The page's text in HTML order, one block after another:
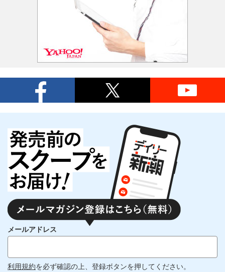
メールアドレス
利用規約を必ず確認の上、登録ボタンを押してください。